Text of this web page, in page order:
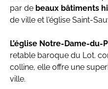
par de beaux bâtiments
de ville et l'église Saint-
L’église Notre-Dame-du-
retable baroque du Lot.
colline, elle offre une
ville.